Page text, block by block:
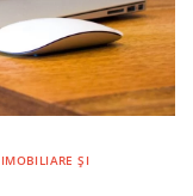
IMOBILIARE ȘI